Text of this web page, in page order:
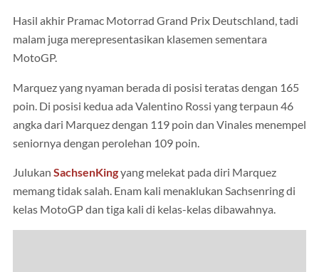
Hasil akhir Pramac Motorrad Grand Prix Deutschland, tadi
malam juga merepresentasikan klasemen sementara
MotoGP.
Marquez yang nyaman berada di posisi teratas dengan 165
poin. Di posisi kedua ada Valentino Rossi yang terpaun 46
angka dari Marquez dengan 119 poin dan Vinales menempel
seniornya dengan perolehan 109 poin.
Julukan SachsenKingyang melekat pada diri Marquez
memang tidak salah. Enam kali menaklukan Sachsenring di
kelas MotoGP dan tiga kali di kelas-kelas dibawahnya.